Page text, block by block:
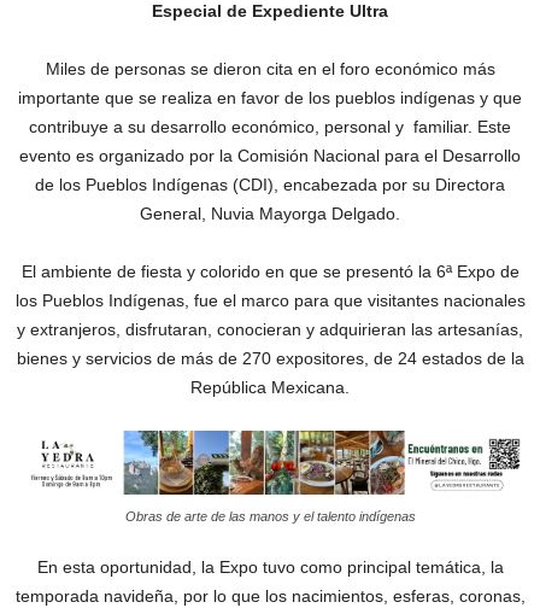
Especial de Expediente Ultra
Miles de personas se dieron cita en el foro económico más
importante que se realiza en favor de los pueblos indígenas y que
contribuye a su desarrollo económico, personal y familiar. Este
evento es organizado por la Comisión Nacional para el Desarrollo
de los Pueblos Indígenas (CDI), encabezada por su Directora
General, Nuvia Mayorga Delgado.
El ambiente de fiesta y colorido en que se presentó la 6ª Expo de
los Pueblos Indígenas, fue el marco para que visitantes nacionales
y extranjeros, disfrutaran, conocieran y adquirieran las artesanías,
bienes y servicios de más de 270 expositores, de 24 estados de la
República Mexicana.
Obras de arte de las manos y el talento indígenas
En esta oportunidad, la Expo tuvo como principal temática, la
temporada navideña, por lo que los nacimientos, esferas, coronas,